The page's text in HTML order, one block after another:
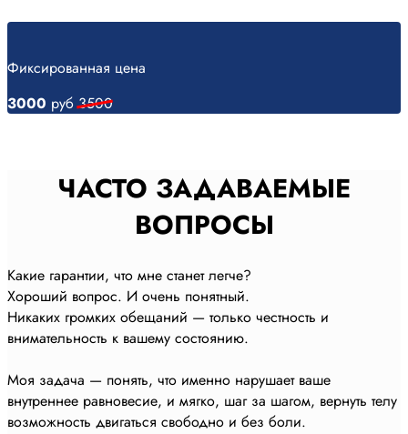
Фиксированная цена
3000 руб3500
ЧАСТО ЗАДАВАЕМЫЕ
ВОПРОСЫ
Какие гарантии, что мне станет легче?
Хороший вопрос. И очень понятный.
Никаких громких обещаний — только честность и
внимательность к вашему состоянию.
Моя задача — понять, что именно нарушает ваше
внутреннее равновесие, и мягко, шаг за шагом, вернуть телу
возможность двигаться свободно и без боли.